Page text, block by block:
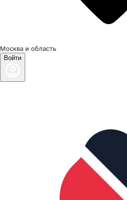
Москва и область
Войти